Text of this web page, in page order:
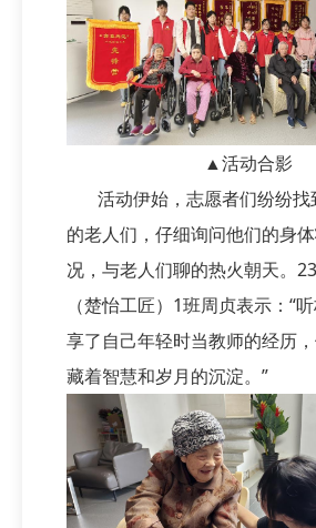
▲活动合影
活动伊始，志愿者们纷纷找
的老人们，仔细询问他们的身
况，与老人们聊的热火朝天。
（楚怡工匠）1班周贞表示：“
享了自己年轻时当教师的经历
藏着智慧和岁月的沉淀。”